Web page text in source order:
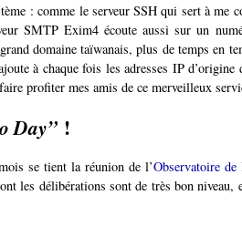
: comme le serveur SSH qui sert à me
SMTP Exim4 écoute aussi sur un
domaine taïwanais, plus de temps en
à chaque fois les adresses IP
profiter mes amis de ce merveilleux
Day”!
se tient la réunion de l’Observatoire
les délibérations sont de très bon